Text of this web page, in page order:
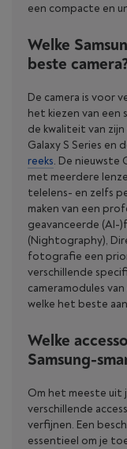
een compacte en
Welke
beste
De camera is voor
het kiezen van een
de kwaliteit van
Galaxy S Series en
reeks. De nieuwste
met meerdere
telelens- en zelfs
maken van een
geavanceerde (AI-
(Nightography),
fotografie een
verschillende
cameramodules
welke het beste
Welke
Samsung-
Om het meeste uit
verschillende
verfijnen. Een
essentieel om je